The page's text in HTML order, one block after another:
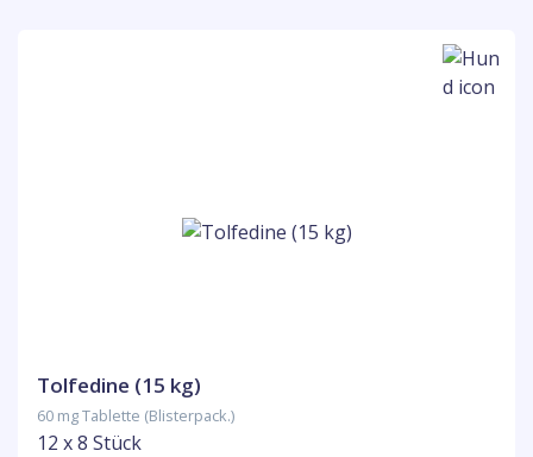
Tolfedine (15 kg)
60 mg Tablette (Blisterpack.)
12 x 8 Stück